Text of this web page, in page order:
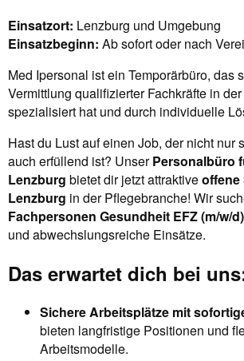
Einsatzort: Lenzburg und Umgebung
Einsatzbeginn: Ab sofort oder nach
Med Ipersonal ist ein Temporärbüro, das
Vermittlung qualifizierter Fachkräfte in
spezialisiert hat und durch individuelle
Hast du Lust auf einen Job, der nicht nur
auch erfüllend ist? UnserPersonalbüro
Lenzburg bietet dir jetzt attraktiveoffene
Lenzburg in der Pflegebranche! Wir
Fachpersonen Gesundheit EFZ (m/w/d)
und abwechslungsreiche Einsätze.
Das erwartet dich bei
Sichere Arbeitsplätze mit
bieten langfristige Positionen und
Arbeitsmodelle.